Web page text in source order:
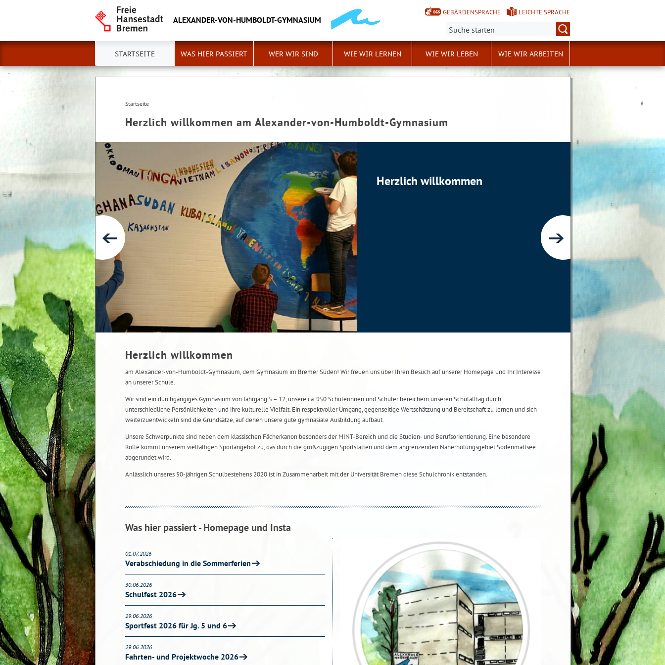
ALEXANDER-VON-HUMBOLDT-GYMNASIUM
GEBÄRDENSPRACHE
LEICHTE SPRACHE
Suche:
STARTSEITE WAS HIER PASSIERT WER WIR SIND WIE WIR LERNEN WIE WIR LEBEN WIE WIR ARBEITEN
Startseite
Herzlich willkommen am Alexander-von-Humboldt-Gymnasium
Herzlich willkommen
Herzlich willkommen
am Alexander-von-Humboldt-Gymnasium, dem Gymnasium im Bremer Süden! Wir freuen uns über Ihren Besuch auf unserer Homepage und Ihr Interesse
an unserer Schule.
Wir sind ein durchgängiges Gymnasium von Jahrgang 5 – 12, unsere ca. 950 Schülerinnen und Schüler bereichern unseren Schulalltag durch
unterschiedliche Persönlichkeiten und ihre kulturelle Vielfalt. Ein respektvoller Umgang, gegenseitige Wertschätzung und Bereitschaft zu lernen und sich
weiterzuentwickeln sind die Grundsätze, auf denen unsere gute gymnasiale Ausbildung aufbaut.
Unsere Schwerpunkte sind neben dem klassischen Fächerkanon besonders der MINT-Bereich und die Studien- und Berufsorientierung. Eine besondere
Rolle kommt unserem vielfältigen Sportangebot zu, das durch die großzügigen Sportstätten und dem angrenzenden Naherholungsgebiet Sodenmattsee
abgerundet wird.
Anlässlich unseres 50-jährigen Schulbestehens 2020 ist in Zusammenarbeit mit der Universität Bremen diese Schulchronik entstanden.
Was hier passiert - Homepage und Insta
01.07.2026
Verabschiedung in die Sommerferien
30.06.2026
Schulfest 2026
29.06.2026
Sportfest 2026 für Jg. 5 und 6
29.06.2026
Fahrten- und Projektwoche 2026